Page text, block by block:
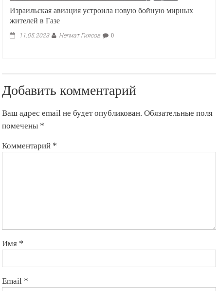
Израильская авиация устроила новую бойную мирных
жителей в Газе
11.05.2023 Негмат Гиясов 0
Добавить комментарий
Ваш адрес email не будет опубликован. Обязательные поля
помечены *
Комментарий *
Имя *
Email *